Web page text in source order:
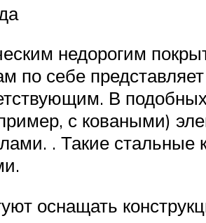
недорогим
по себе
В
с коваными)
. Такие стальные
оснащать